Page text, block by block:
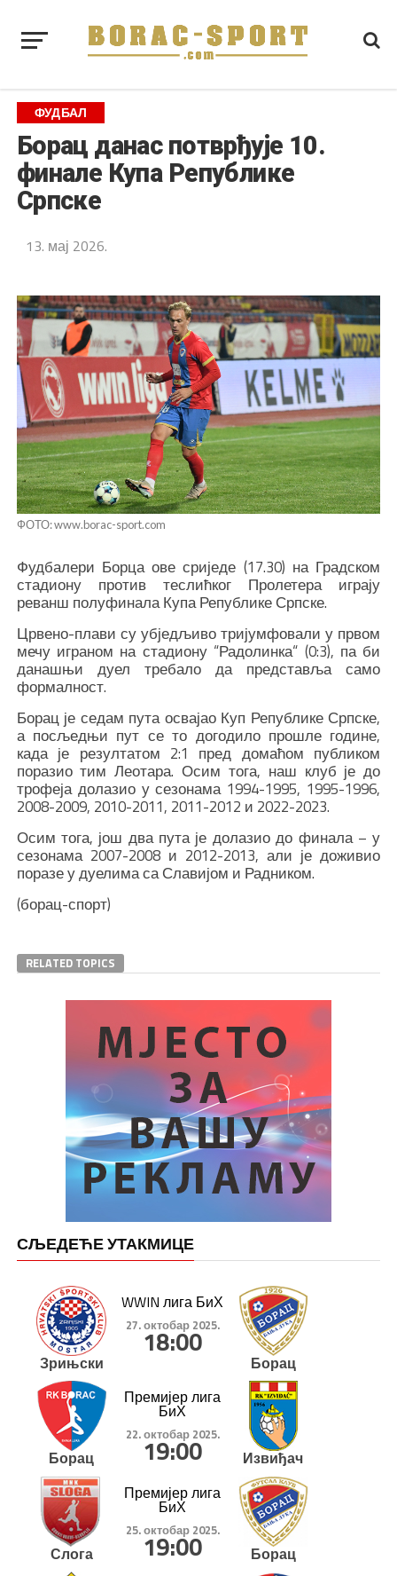
ФУДБАЛ
Борац данас потврђује 10.
финале Купа Републике
Српске
13. мај 2026.
ФОТО: www.borac-sport.com
Фудбалери Борца ове сриједе (17.30) на Градском
стадиону против теслићког Пролетера играју
реванш полуфинала Купа Републике Српске.
Црвено-плави су убједљиво тријумфовали у првом
мечу играном на стадиону “Радолинка“ (0:3), па би
данашњи дуел требало да представља само
формалност.
Борац је седам пута освајао Куп Републике Српске,
а посљедњи пут се то догодило прошле године,
када је резултатом 2:1 пред домаћом публиком
поразио тим Леотара. Осим тога, наш клуб је до
трофеја долазио у сезонама 1994-1995, 1995-1996,
2008-2009, 2010-2011, 2011-2012 и 2022-2023.
Осим тога, још два пута је долазио до финала – у
сезонама 2007-2008 и 2012-2013, али је доживио
поразе у дуелима са Славијом и Радником.
(борац-спорт)
RELATED TOPICS
СЉЕДЕЋЕ УТАКМИЦЕ
Зрињски
WWIN лига БиХ
27. октобар 2025.
18:00
Борац
Борац
Премијер лига
БиХ
22. октобар 2025.
19:00 Извиђач
Слога
Премијер лига
БиХ
25. октобар 2025.
19:00 Борац